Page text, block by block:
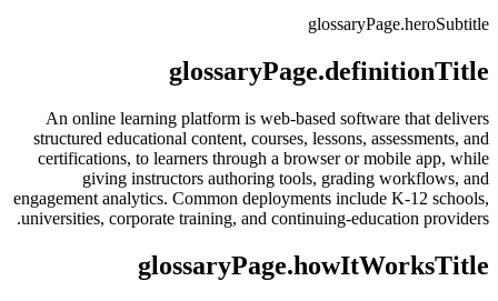
glossaryPage.heroSubtitle
glossaryPage.definitionTitle
An online learning platform is web-based software that delivers
structured educational content, courses, lessons, assessments, and
certifications, to learners through a browser or mobile app, while
giving instructors authoring tools, grading workflows, and
engagement analytics. Common deployments include K-12 schools,
universities, corporate training, and continuing-education providers.
glossaryPage.howItWorksTitle